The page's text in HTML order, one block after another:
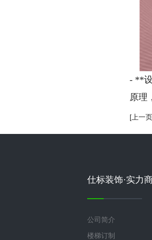
- **
原理
[上一
仕标装饰·实力
公司简介
楼梯订制